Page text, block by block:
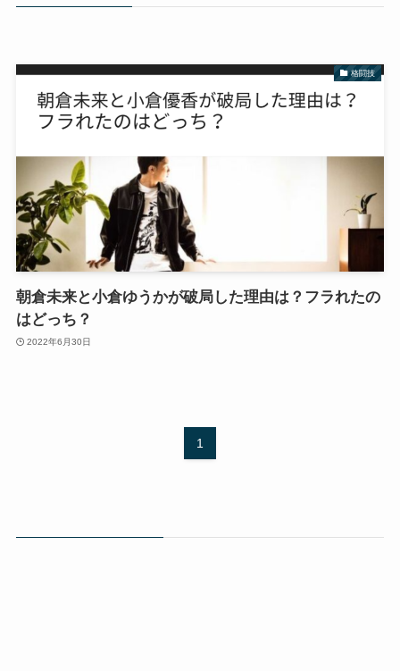
格闘技
朝倉未来と小倉ゆうかが破局した理由は？フラれたの
はどっち？
2022年6月30日
1